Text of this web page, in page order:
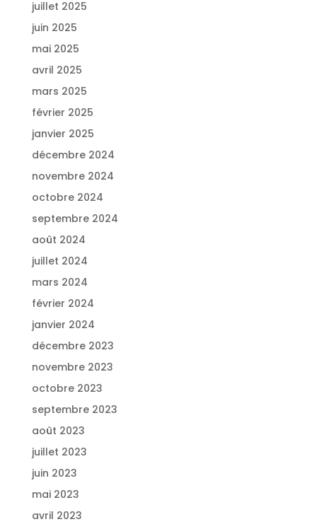
juillet 2025
juin 2025
mai 2025
avril 2025
mars 2025
février 2025
janvier 2025
décembre 2024
novembre 2024
octobre 2024
septembre 2024
août 2024
juillet 2024
mars 2024
février 2024
janvier 2024
décembre 2023
novembre 2023
octobre 2023
septembre 2023
août 2023
juillet 2023
juin 2023
mai 2023
avril 2023